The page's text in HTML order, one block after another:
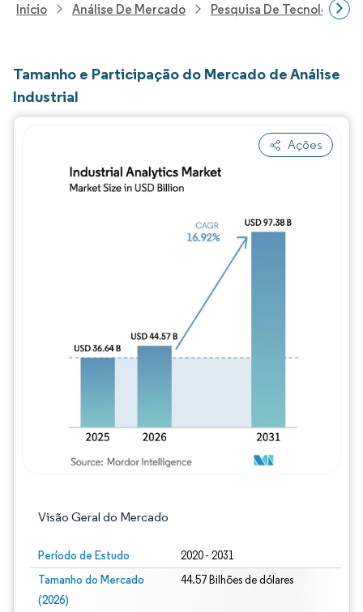
Início Análise De Mercado Pesquisa De Tecnologia,
Tamanho e Participação do Mercado de Análise
Industrial
Ações
Visão Geral do Mercado
Período de Estudo 2020 - 2031
Tamanho do Mercado
(2026)
44.57 Bilhões de dólares
Imagem © Mordor Intelligence. O reuso